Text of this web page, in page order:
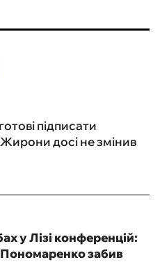
підписати
досі не змінив
у Лізі конференцій:
Пономаренко забив